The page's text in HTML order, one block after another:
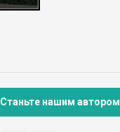
Станьте нашим автором